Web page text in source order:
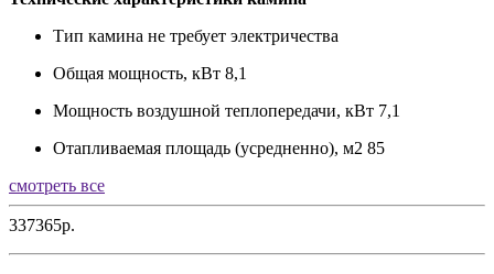
Тип камина не требует электричества
Общая мощность, кВт 8,1
Мощность воздушной теплопередачи, кВт 7,1
Отапливаемая площадь (усредненно), м2 85
смотреть все
337365р.